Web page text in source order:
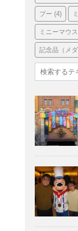
プー (4)
ミニーマウス
記念品（メ